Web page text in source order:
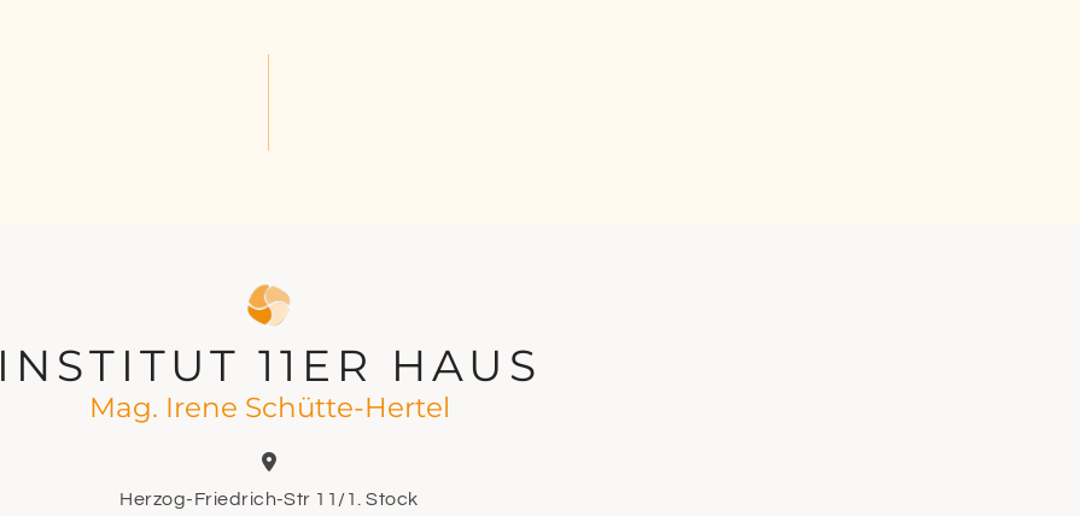
INSTITUT 11ER HAUS
Mag. Irene Schütte-Hertel

Herzog-Friedrich-Str 11/1. Stock